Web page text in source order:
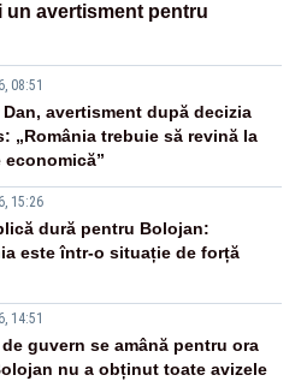
un avertisment pentru
08:51
avertisment după decizia
„România trebuie să revină la
economică”
15:26
dură pentru Bolojan:
este într-o situație de forță
14:51
guvern se amână pentru ora
nu a obținut toate avizele